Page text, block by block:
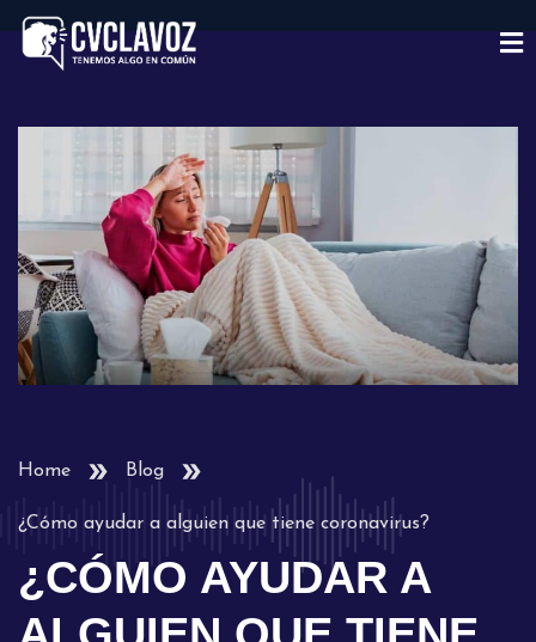
Home Blog
¿Cómo ayudar a alguien que tiene coronavirus?
¿CÓMO AYUDAR A